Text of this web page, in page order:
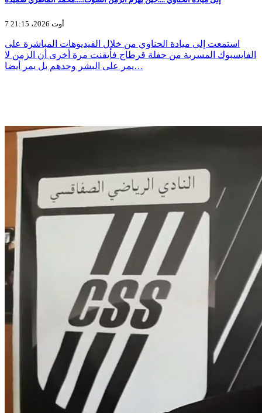
7 أوت 2026، 21:15
استمعت إلى ميادة الحناوي من خلال الفيديوهات المباشرة على
الفايسبوك المسربة من حفلة قرطاج فأيقنت مرة أخرى أن الزمن لا
يمر على البشر وحدهم بل يمر أيضا…